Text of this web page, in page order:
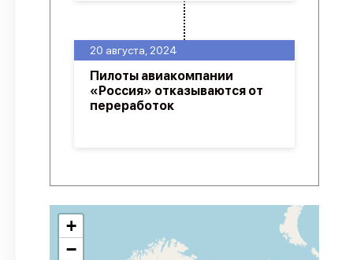
20 августа, 2024
Пилоты авиакомпании
«Россия» отказываются от
переработок
+
−